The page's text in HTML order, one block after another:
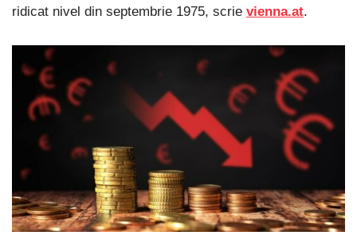
ridicat nivel din septembrie 1975, scrie vienna.at.